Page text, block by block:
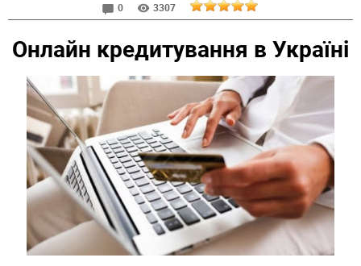
0
3307
Онлайн кредитування в Україні